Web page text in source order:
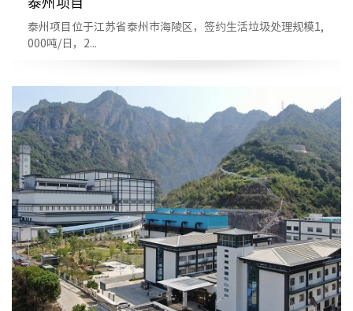
泰州项目
泰州项目位于江苏省泰州市海陵区，签约生活垃圾处理规模1,
000吨/日，2...